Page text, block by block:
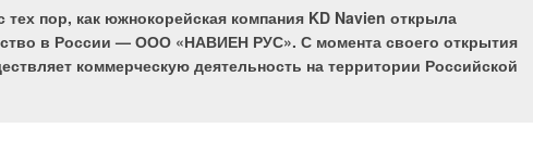
пор, как южнокорейская компания KD Navien открыла
в России — ООО «НАВИЕН РУС». С момента своего открытия
коммерческую деятельность на территории Российской